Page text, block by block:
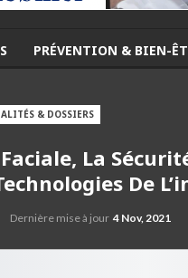
PRÉVENTION & BIEN-
& DOSSIERS
La
De
Dernière mise à jour 4 Nov, 2021